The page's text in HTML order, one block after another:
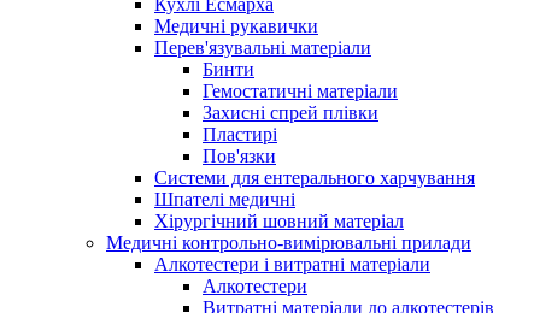
Кухлі Есмарха
Медичні рукавички
Перев'язувальні матеріали
Бинти
Гемостатичні матеріали
Захисні спрей плівки
Пластирі
Пов'язки
Системи для ентерального харчування
Шпателі медичні
Хірургічний шовний матеріал
Медичні контрольно-вимірювальні прилади
Алкотестери і витратні матеріали
Алкотестери
Витратні матеріали до алкотестерів